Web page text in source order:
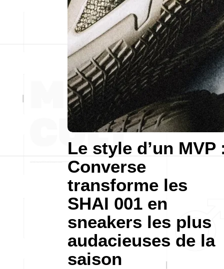
Le style d’un MVP
Converse
transforme les
SHAI 001 en
sneakers les plus
audacieuses de la
saison